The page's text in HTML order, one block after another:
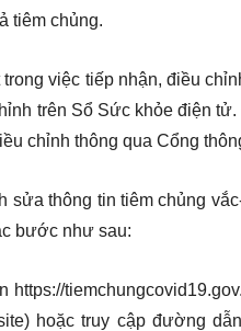
tiêm chủng.
việc tiếp nhận, điều
trên Sổ Sức khỏe điện
chỉnh thông qua Cổng
sửa thông tin tiêm chủng
bước như sau:
hoặc truy cập đường dẫn